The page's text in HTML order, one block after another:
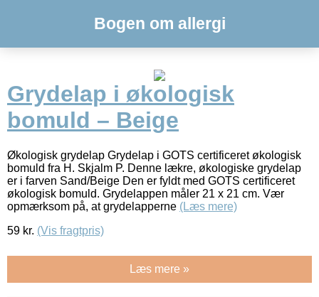
Bogen om allergi
Grydelap i økologisk
bomuld – Beige
Økologisk grydelap Grydelap i GOTS certificeret økologisk
bomuld fra H. Skjalm P. Denne lækre, økologiske grydelap
er i farven Sand/Beige Den er fyldt med GOTS certificeret
økologisk bomuld. Grydelappen måler 21 x 21 cm. Vær
opmærksom på, at grydelapperne (Læs mere)
59 kr. (Vis fragtpris)
Læs mere »